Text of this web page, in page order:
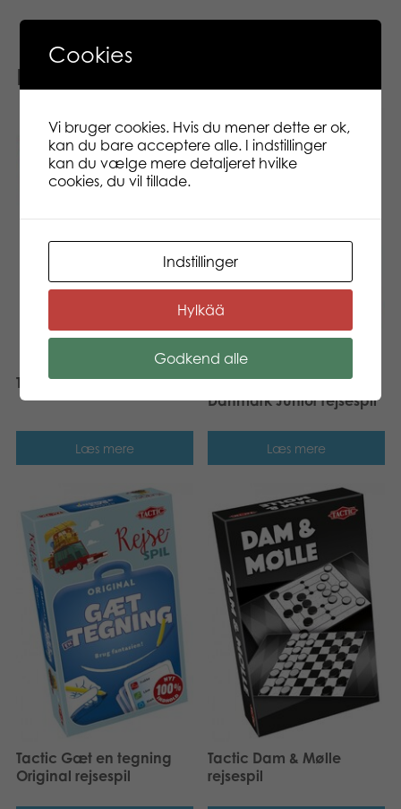
Relaterede varer
Tactic Rummy rejsespil
Læs mere
Tactic Hvad ved du om
Danmark Junior rejsespil
Læs mere
Tactic Gæt en tegning
Original rejsespil
Tactic Dam & Mølle
rejsespil
Cookies
Vi bruger cookies. Hvis du mener dette er ok,
kan du bare acceptere alle. I indstillinger
kan du vælge mere detaljeret hvilke
cookies, du vil tillade.
Indstillinger
Hylkää
Godkend alle